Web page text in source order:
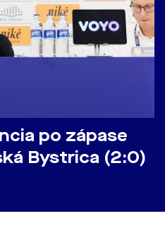
po zápase
Bystrica (2:0)